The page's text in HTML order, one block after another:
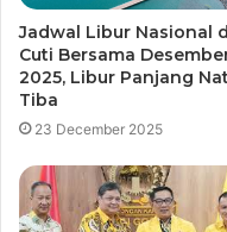
Jadwal Libur Nasional
Cuti Bersama
2025, Libur Panjang
Tiba
23 December 2025